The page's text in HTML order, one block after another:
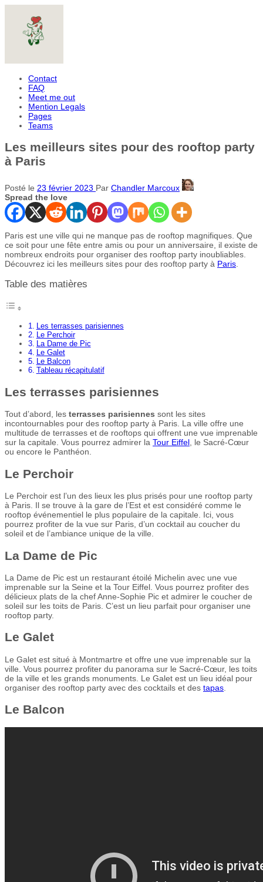
Contact
FAQ
Meet me out
Mention Legals
Pages
Teams
Les meilleurs sites pour des rooftop party
à Paris
Posté le 23 février 2023 Par Chandler Marcoux
Spread the love
Paris est une ville qui ne manque pas de rooftop magnifiques. Que
ce soit pour une fête entre amis ou pour un anniversaire, il existe de
nombreux endroits pour organiser des rooftop party inoubliables.
Découvrez ici les meilleurs sites pour des rooftop party à Paris
Table des matières
Les terrasses parisiennes
Le Perchoir
La Dame de Pic
Le Galet
Le Balcon
Tableau récapitulatif
Les terrasses parisiennes
Tout d’abord, les terrasses parisiennes sont les sites
incontournables pour des rooftop party à Paris. La ville offre une
multitude de terrasses et de rooftops qui offrent une vue imprenable
sur la capitale. Vous pourrez admirer la Tour Eiffel, le Sacré-Cœur
ou encore le Panthéon.
Le Perchoir
Le Perchoir est l’un des lieux les plus prisés pour une rooftop party
à Paris. Il se trouve à la gare de l’Est et est considéré comme le
rooftop événementiel le plus populaire de la capitale. Ici, vous
pourrez profiter de la vue sur Paris, d’un cocktail au coucher du
soleil et de l’ambiance unique de la ville.
La Dame de Pic
La Dame de Pic est un restaurant étoilé Michelin avec une vue
imprenable sur la Seine et la Tour Eiffel. Vous pourrez profiter des
délicieux plats de la chef Anne-Sophie Pic et admirer le coucher de
soleil sur les toits de Paris. C’est un lieu parfait pour organiser une
rooftop party.
Le Galet
Le Galet est situé à Montmartre et offre une vue imprenable sur la
ville. Vous pourrez profiter du panorama sur le Sacré-Cœur, les toits
de la ville et les grands monuments. Le Galet est un lieu idéal pour
organiser des rooftop party avec des cocktails et des tapas
Le Balcon